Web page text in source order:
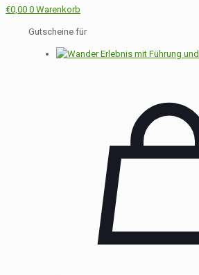
€0,00 0 Warenkorb
Gutscheine für